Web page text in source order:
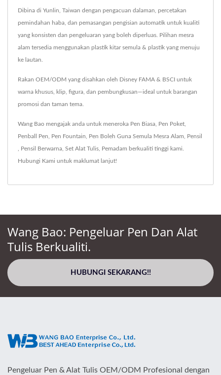
Dibina di Yunlin, Taiwan dengan pengacuan dalaman, percetakan
pemindahan haba, dan pemasangan pengisian automatik untuk kualiti
yang konsisten dan pengeluaran yang boleh diperluas. Pilihan mesra
alam tersedia menggunakan plastik kitar semula & plastik yang menuju
ke lautan.
Rakan OEM/ODM yang disahkan oleh Disney FAMA & BSCI untuk
warna khusus, klip, figura, dan pembungkusan—ideal untuk barangan
promosi dan taman tema.
Wang Bao mengajak anda untuk meneroka Pen Biasa, Pen Poket,
Penball Pen, Pen Fountain, Pen Boleh Guna Semula Mesra Alam, Pensil
, Pensil Berwarna, Set Alat Tulis, Pemadam berkualiti tinggi kami.
Hubungi Kami untuk maklumat lanjut!
Wang Bao: Pengeluar Pen Dan Alat
Tulis Berkualiti.
HUBUNGI SEKARANG!!
Pengeluar Pen & Alat Tulis OEM/ODM Profesional dengan